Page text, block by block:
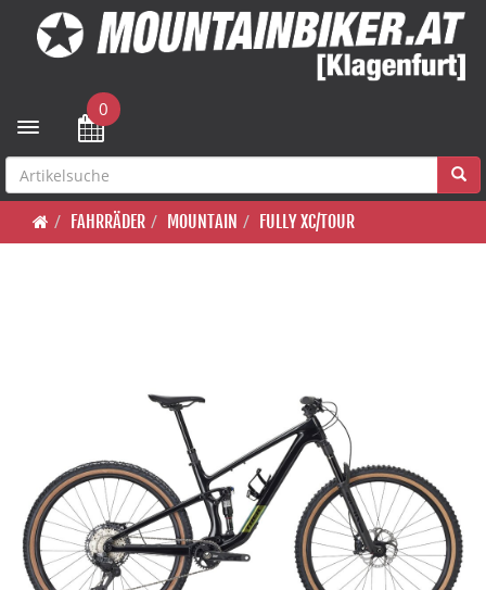
Toggle navigation
0
FAHRRÄDER MOUNTAIN FULLY XC/TOUR